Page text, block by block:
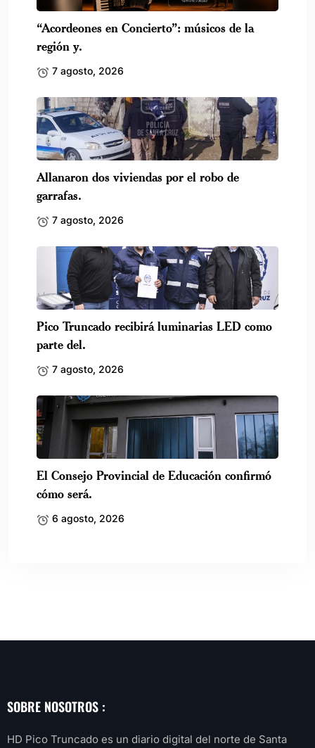
“Acordeones en Concierto”: músicos de la
región y.
7 agosto, 2026
Allanaron dos viviendas por el robo de
garrafas.
7 agosto, 2026
Pico Truncado recibirá luminarias LED como
parte del.
7 agosto, 2026
El Consejo Provincial de Educación confirmó
cómo será.
6 agosto, 2026
SOBRE NOSOTROS :
HD Pico Truncado es un diario digital del norte de Santa